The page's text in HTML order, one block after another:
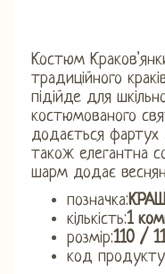
Костюм
традиційного
підійде для
костюмованого
додається
також елегантна
шарм додає
позначка:
кількість:1
розмір:110 /
код